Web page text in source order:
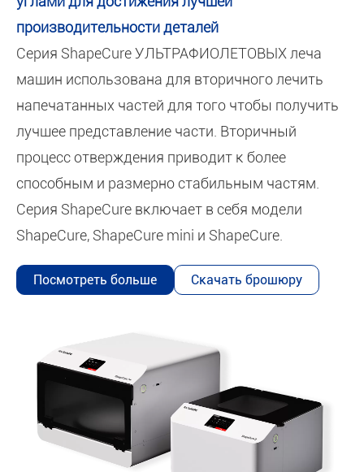
производительности деталей
Серия ShapeCure УЛЬТРАФИОЛЕТОВЫХ леча
машин использована для вторичного лечить
напечатанных частей для того чтобы получить
лучшее представление части. Вторичный
процесс отверждения приводит к более
способным и размерно стабильным частям.
Серия ShapeCure включает в себя модели
ShapeCure, ShapeCure mini и ShapeCure.
Посмотреть больше Скачать брошюру